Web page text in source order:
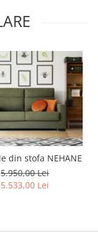
din stofa NEHANE
5.950,00 Lei
5.533,00 Lei